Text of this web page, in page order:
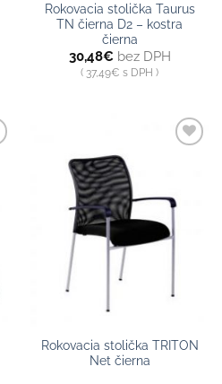
Rokovacia stolička Taurus
TN čierna D2 – kostra
čierna
30,48€bez DPH
37,49€ s DPH
Rokovacia stolička TRITON
Net čierna